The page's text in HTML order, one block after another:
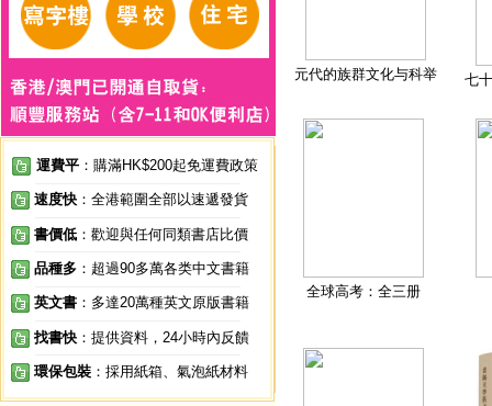
運費平 ：購滿HK$200起免運費政策
速度快 ：全港範圍全部以速遞發貨
書價低 ：歡迎與任何同類書店比價
品種多 ：超過90多萬各类中文書籍
英文書 ：多達20萬種英文原版書籍
找書快 ：提供資料，24小時內反饋
環保包裝 ：採用紙箱、氣泡紙材料
元代的族群文化与科举 七
全球高考：全三册